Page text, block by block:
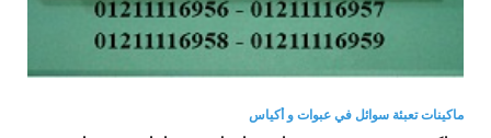
ماكينات تعبئة سوائل في عبوات و أكياس